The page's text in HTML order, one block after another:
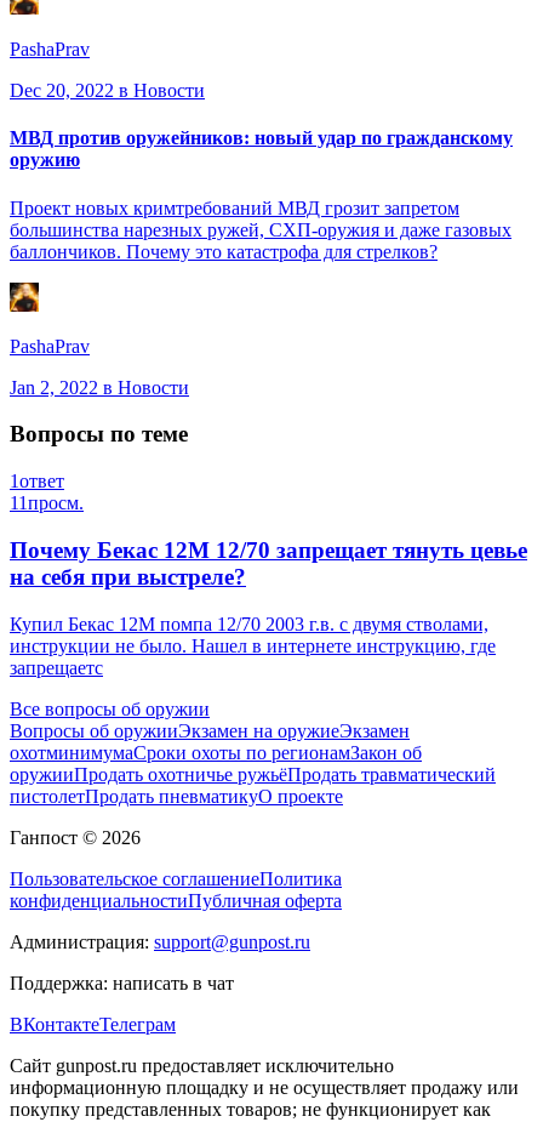
PashaPrav
Dec 20, 2022 в Новости
МВД против оружейников: новый удар по гражданскому
оружию
Проект новых кримтребований МВД грозит запретом
большинства нарезных ружей, СХП-оружия и даже газовых
баллончиков. Почему это катастрофа для стрелков?
PashaPrav
Jan 2, 2022 в Новости
Вопросы по теме
1ответ
11просм.
Почему Бекас 12М 12/70 запрещает тянуть цевье
на себя при выстреле?
Купил Бекас 12М помпа 12/70 2003 г.в. с двумя стволами,
инструкции не было. Нашел в интернете инструкцию, где
запрещаетс
Все вопросы об оружии
Вопросы об оружииЭкзамен на оружиеЭкзамен
охотминимумаСроки охоты по регионамЗакон об
оружииПродать охотничье ружьёПродать травматический
пистолетПродать пневматикуО проекте
Ганпост © 2026
Пользовательское соглашениеПолитика
конфиденциальностиПубличная оферта
Администрация: support@gunpost.ru
Поддержка: написать в чат
ВКонтактеТелеграм
Сайт gunpost.ru предоставляет исключительно
информационную площадку и не осуществляет продажу или
покупку представленных товаров; не функционирует как